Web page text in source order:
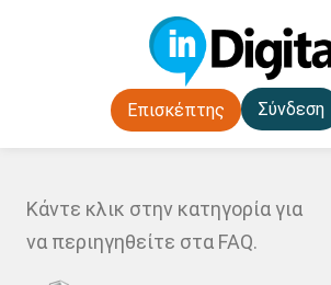
Επισκέπτης Σύνδεση
Κάντε κλικ στην κατηγορία για
να περιηγηθείτε στα FAQ.